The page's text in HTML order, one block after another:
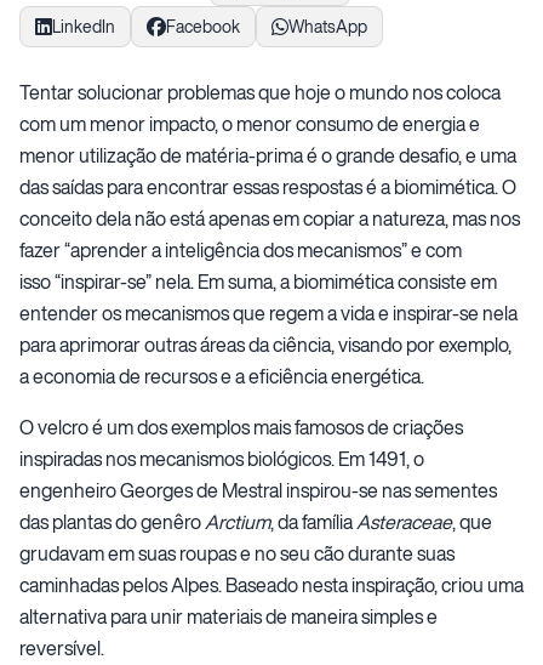
LinkedIn
Facebook WhatsApp
Tentar solucionar problemas que hoje o mundo nos coloca
com um menor impacto, o menor consumo de energia e
menor utilização de matéria-prima é o grande desafio, e uma
das saídas para encontrar essas respostas é a biomimética. O
conceito dela não está apenas em copiar a natureza, mas nos
fazer “aprender a inteligência dos mecanismos” e com
isso “inspirar-se” nela. Em suma, a biomimética consiste em
entender os mecanismos que regem a vida e inspirar-se nela
para aprimorar outras áreas da ciência, visando por exemplo,
a economia de recursos e a eficiência energética.
O velcro é um dos exemplos mais famosos de criações
inspiradas nos mecanismos biológicos. Em 1491, o
engenheiro Georges de Mestral inspirou-se nas sementes
das plantas do genêroArctium, da famíliaAsteraceae, que
grudavam em suas roupas e no seu cão durante suas
caminhadas pelos Alpes. Baseado nesta inspiração, criou uma
alternativa para unir materiais de maneira simples e
reversível.